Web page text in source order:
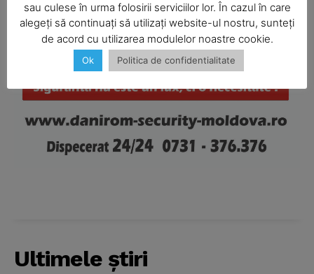
Company
About
Contact us
Subscription Plans
Ultimele ştiri
sau culese în urma folosirii serviciilor lor. În cazul în care
alegeți să continuați să utilizați website-ul nostru, sunteți
de acord cu utilizarea modulelor noastre cookie.
Ok Politica de confidentialitate